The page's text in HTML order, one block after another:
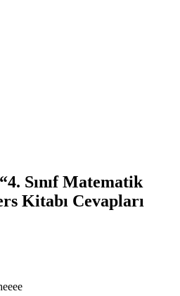
Sınıf Matematik
Kitabı Cevapları